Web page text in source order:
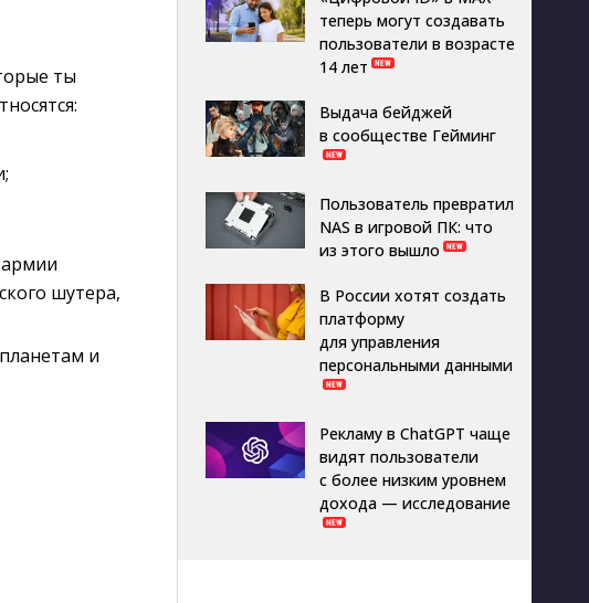
ты
шутера,
и
теперь могут создавать
пользователи в возрасте
14 лет
Выдача бейджей
в сообществе Гейминг
Пользователь превратил
NAS в игровой ПК: что
из этого вышло
В России хотят создать
платформу
для управления
персональными данными
Рекламу в ChatGPT чаще
видят пользователи
с более низким уровнем
дохода — исследование